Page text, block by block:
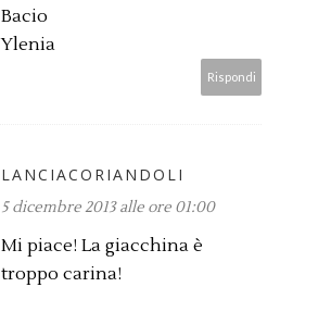
Bacio
Ylenia
Rispondi
LANCIACORIANDOLI
5 dicembre 2013 alle ore 01:00
Mi piace! La giacchina è
troppo carina!